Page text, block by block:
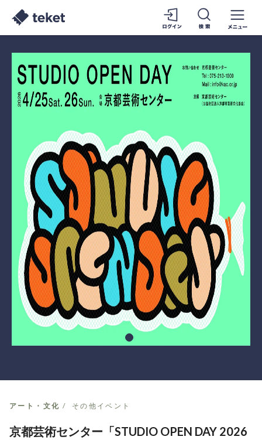
アート・文化 その他イベント
京都芸術センター「STUDIO OPEN DAY 2026